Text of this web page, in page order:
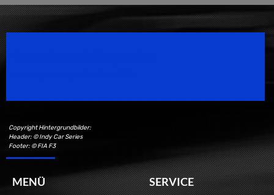
Copyright Hintergrundbilder:
Header: © Indy Car Series
Footer: © FIA F3
MENÜ SERVICE